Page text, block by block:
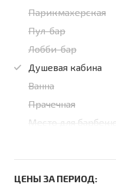
Парикмахерская
Пул-бар
Лобби-бар
Душевая кабина
Ванна
Прачечная
Место для барбекю
ЦЕНЫ ЗА ПЕРИОД: